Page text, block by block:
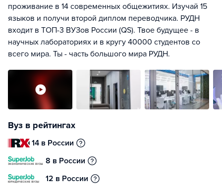
проживание в 14 современных общежитиях. Изучай 15
языков и получи второй диплом переводчика. РУДН
входит в ТОП-3 ВУЗов России (QS). Твое будущее - в
научных лабораториях и в кругу 40000 студентов со
всего мира. Ты - часть большого мира РУДН.
Вуз в рейтингах
14 в России
8 в России
12 в России